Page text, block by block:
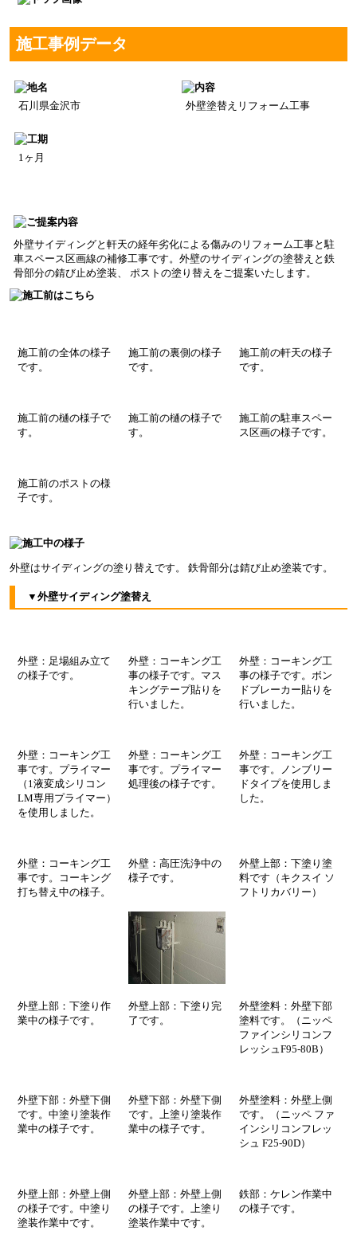
施工事例データ
石川県金沢市 外壁塗替えリフォーム工事
1ヶ月
外壁サイディングと軒天の経年劣化による傷みのリフォーム工事と駐
車スペース区画線の補修工事です。外壁のサイディングの塗替えと鉄
骨部分の錆び止め塗装、 ポストの塗り替えをご提案いたします。
施工前の全体の様子
です。
施工前の裏側の様子
です。
施工前の軒天の様子
です。
施工前の樋の様子で
す。
施工前の樋の様子で
す。
施工前の駐車スペー
ス区画の様子です。
施工前のポストの様
子です。
外壁はサイディングの塗り替えです。 鉄骨部分は錆び止め塗装です。
▼外壁サイディング塗替え
外壁：足場組み立て
の様子です。
外壁：コーキング工
事の様子です。マス
キングテープ貼りを
行いました。
外壁：コーキング工
事の様子です。ボン
ドブレーカー貼りを
行いました。
外壁：コーキング工
事です。プライマー
（1液変成シリコン
LM専用プライマー）
を使用しました。
外壁：コーキング工
事です。プライマー
処理後の様子です。
外壁：コーキング工
事です。ノンブリー
ドタイプを使用しま
した。
外壁：コーキング工
事です。コーキング
打ち替え中の様子。
外壁：高圧洗浄中の
様子です。
外壁上部：下塗り塗
料です（キクスイ ソ
フトリカバリー）
外壁上部：下塗り作
業中の様子です。
外壁上部：下塗り完
了です。
外壁塗料：外壁下部
塗料です。（ニッペ
ファインシリコンフ
レッシュF95-80B）
外壁下部：外壁下側
です。中塗り塗装作
業中の様子です。
外壁下部：外壁下側
です。上塗り塗装作
業中の様子です。
外壁塗料：外壁上側
です。（ニッペ ファ
インシリコンフレッ
シュ F25-90D）
外壁上部：外壁上側
の様子です。中塗り
塗装作業中です。
外壁上部：外壁上側
の様子です。上塗り
塗装作業中です。
鉄部：ケレン作業中
の様子です。